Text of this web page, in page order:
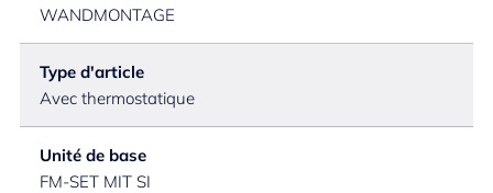
WANDMONTAGE
Type d'article
Avec thermostatique
Unité de base
FM-SET MIT SI